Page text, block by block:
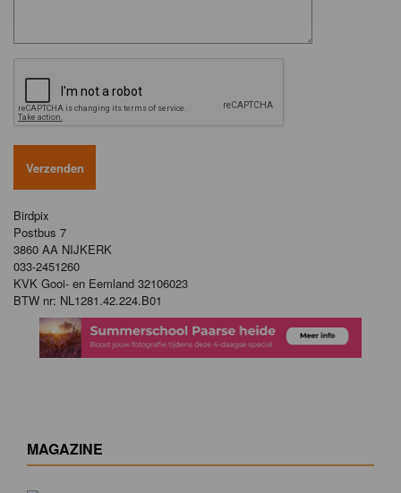
Birdpix
Postbus 7
3860 AA NIJKERK
033-2451260
KVK Gooi- en Eemland 32106023
BTW nr: NL1281.42.224.B01
MAGAZINE